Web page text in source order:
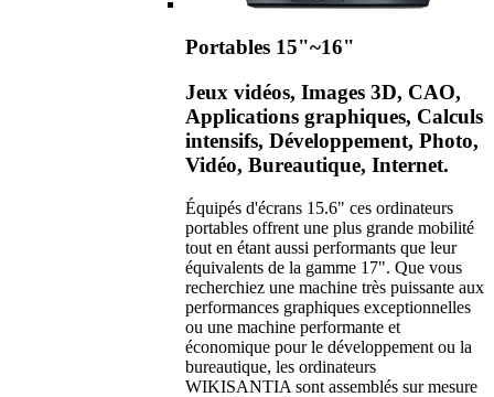
Portables 15"~16"
Jeux vidéos, Images 3D, CAO,
Applications graphiques, Calculs
intensifs, Développement, Photo,
Vidéo, Bureautique, Internet.
Équipés d'écrans 15.6" ces ordinateurs
portables offrent une plus grande mobilité
tout en étant aussi performants que leur
équivalents de la gamme 17". Que vous
recherchiez une machine très puissante aux
performances graphiques exceptionnelles
ou une machine performante et
économique pour le développement ou la
bureautique, les ordinateurs
WIKISANTIA sont assemblés sur mesure